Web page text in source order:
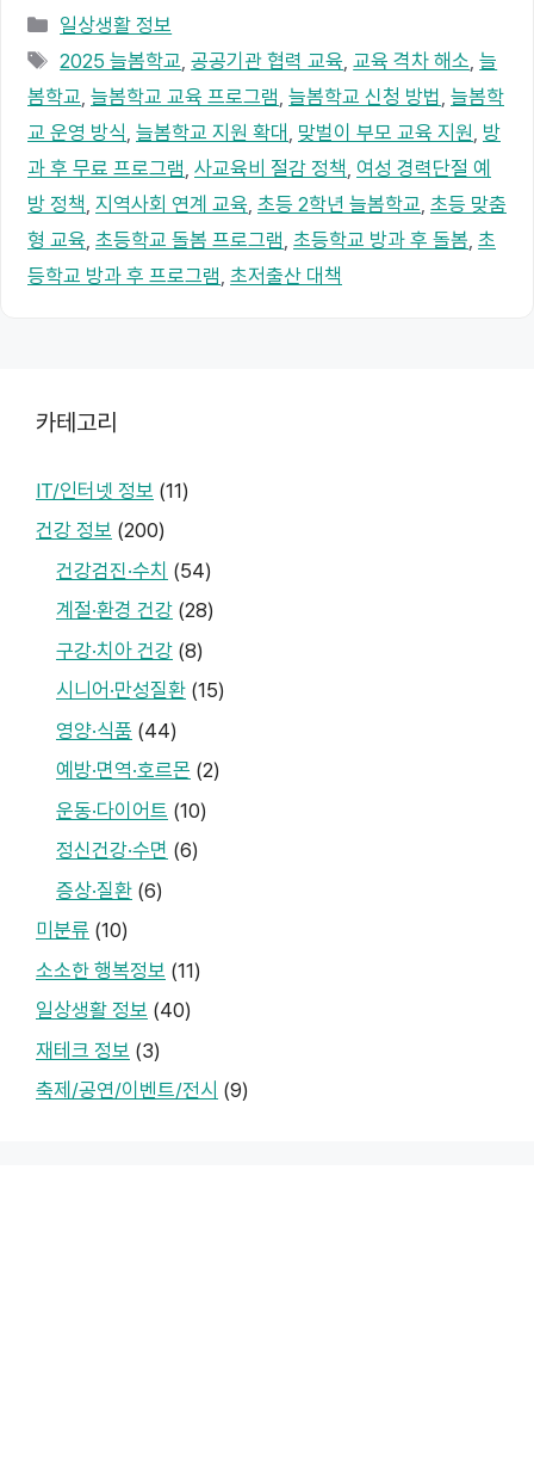
카
테
리
일상생활 정보
태
그
2025 늘봄학교 ,공공기관 협력 교육 ,교육 격차 해소 ,늘
봄학교 늘봄학교 교육 프로그램 늘봄학교 신청 방법 늘봄학
교 운영 방식 늘봄학교 지원 확대 맞벌이 부모 교육 지원 방
과 후 무료 프로그램 사교육비 절감 정책 여성 경력단절 예
방 정책 지역사회 연계 교육 초등 2학년 늘봄학교 초등 맞춤
형 교육 초등학교 돌봄 프로그램 초등학교 방과 후 돌봄 초
등학교 방과 후 프로그램 초저출산 대책
카테고리
IT/인터넷 정보 (11)
건강 정보 (200)
건강검진·수치 (54)
계절·환경 건강 (28)
구강·치아 건강 (8)
시니어·만성질환 (15)
영양·식품 (44)
예방·면역·호르몬 (2)
운동·다이어트 (10)
정신건강·수면 (6)
증상·질환 (6)
미분류 (10)
소소한 행복정보 (11)
일상생활 정보 (40)
재테크 정보 (3)
축제/공연/이벤트/전시 (9)